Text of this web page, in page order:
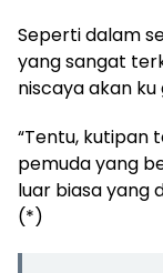
Seperti dalam
yang sangat
niscaya akan ku
“Tentu, kutipan
pemuda yang
luar biasa yang
(*)